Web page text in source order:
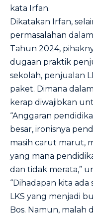
kata Irfan.
Dikatakan Irfan,
permasalahan
Tahun 2024,
dugaan praktik
sekolah, penjualan
paket. Dimana
kerap diwajibkan
“Anggaran
besar, ironisnya
masih carut marut,
yang mana
dan tidak merata,”
“Dihadapan kita
LKS yang menjadi
Bos. Namun, malah